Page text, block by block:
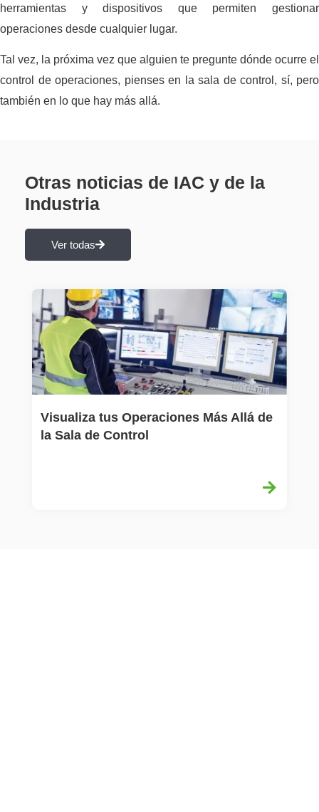
herramientas y dispositivos que permiten gestionar
operaciones desde cualquier lugar.
Tal vez, la próxima vez que alguien te pregunte dónde ocurre el
control de operaciones, pienses en la sala de control, sí, pero
también en lo que hay más allá.
Otras noticias de IAC y de la
Industria
Ver todas
Visualiza tus Operaciones Más Allá de
la Sala de Control